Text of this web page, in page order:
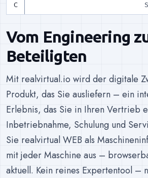
Vom Engineering
Beteiligten
Mit realvirtual.io wird der digitale
Produkt, das Sie ausliefern – ein
Erlebnis, das Sie in Ihren Vertrieb
Inbetriebnahme, Schulung und
Sie realvirtual WEB als
mit jeder Maschine aus –
aktuell. Kein reines Expertentool –